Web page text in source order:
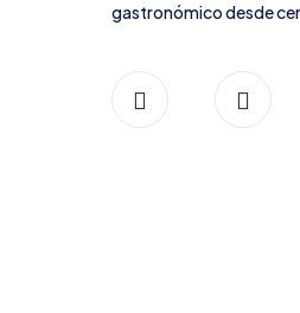
gastronómico desde